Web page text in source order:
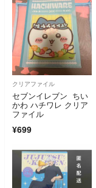
クリアファイル
セブンイレブン ちい
かわ ハチワレ クリア
ファイル
¥699